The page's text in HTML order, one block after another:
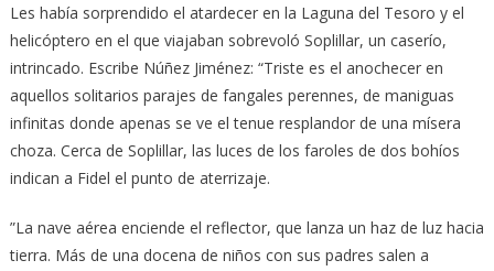
Les había sorprendido el atardecer en la Laguna del Tesoro y el
helicóptero en el que viajaban sobrevoló Soplillar, un caserío,
intrincado. Escribe Núñez Jiménez: “Triste es el anochecer en
aquellos solitarios parajes de fangales perennes, de maniguas
infinitas donde apenas se ve el tenue resplandor de una mísera
choza. Cerca de Soplillar, las luces de los faroles de dos bohíos
indican a Fidel el punto de aterrizaje.
”La nave aérea enciende el reflector, que lanza un haz de luz hacia
tierra. Más de una docena de niños con sus padres salen a